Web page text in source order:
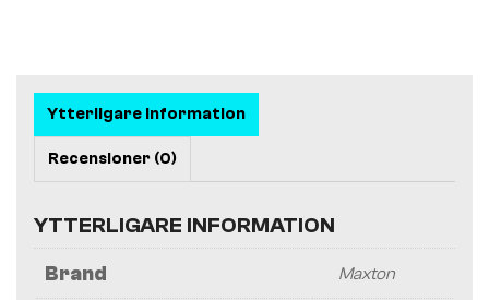
Ytterligare information
Recensioner (0)
YTTERLIGARE INFORMATION
Brand Maxton